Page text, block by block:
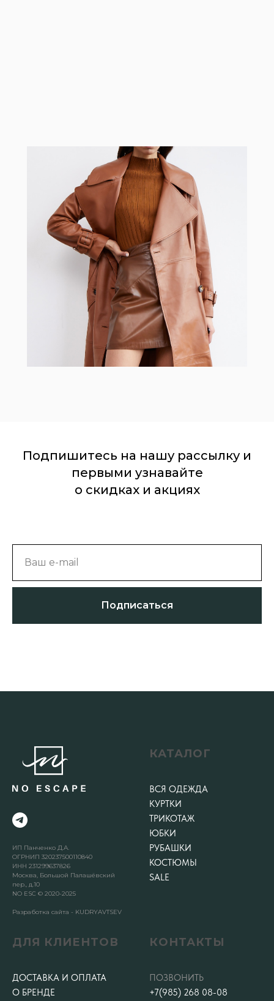
Подпишитесь на нашу рассылку и
первыми узнавайте
о скидках и акциях
Ваш e-mail
Подписаться
ИП Панченко Д.А.
ОГРНИП 320237500110840
ИНН 231299637826
Москва, Большой Палашёвский
пер., д.10
NO ESC © 2020-2025
Разработка сайта - KUDRYAVTSEV
КАТАЛОГ
ВСЯ ОДЕЖДА
КУРТКИ
ТРИКОТАЖ
ЮБКИ
РУБАШКИ
КОСТЮМЫ
SALE
ДЛЯ КЛИЕНТОВ
ДОСТАВКА И ОПЛАТА
О БРЕНДЕ
КОНТАКТЫ
ПОЗВОНИТЬ
+7(985) 268 08-08